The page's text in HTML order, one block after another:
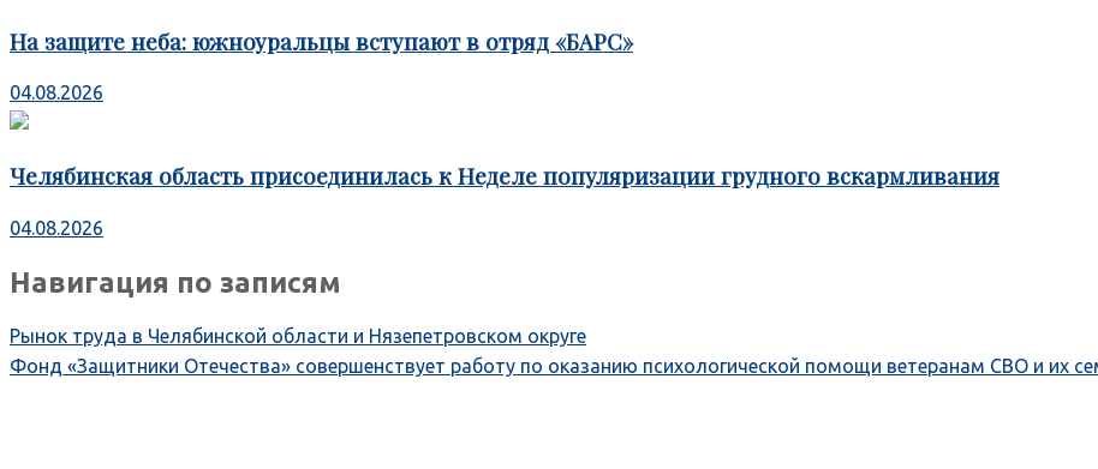
На защите неба: южноуральцы вступают в отряд «БАРС»
04.08.2026
Челябинская область присоединилась к Неделе популяризации грудного вскармливания
04.08.2026
Навигация по записям
Рынок труда в Челябинской области и Нязепетровском округе
Фонд «Защитники Отечества» совершенствует работу по оказанию психологической помощи ветеранам СВО и их